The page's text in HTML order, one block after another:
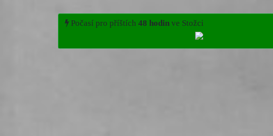
Počasí pro příštích 48 hodinve Stožci